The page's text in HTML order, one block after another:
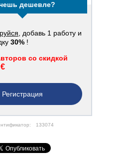
дешевле?
, добавь 1 работу и
30% !
со скидкой
Регистрация
133074